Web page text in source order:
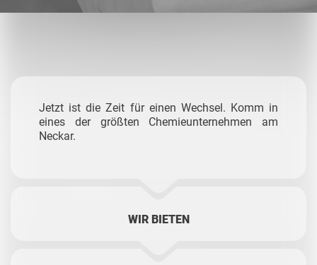
Jetzt ist die Zeit für einen Wechsel. Komm in
eines der größten Chemieunternehmen am
Neckar.
WIR BIETEN